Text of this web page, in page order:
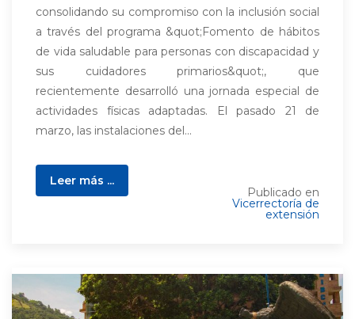
consolidando su compromiso con la inclusión social
a través del programa &quot;Fomento de hábitos
de vida saludable para personas con discapacidad y
sus cuidadores primarios&quot;, que
recientemente desarrolló una jornada especial de
actividades físicas adaptadas. El pasado 21 de
marzo, las instalaciones del...
Leer más ...
Publicado en
Vicerrectoría de
extensión